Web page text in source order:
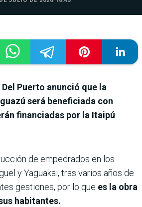
Puerto anunció que la
será beneficiada con
financiadas por la Itaipú
de empedrados en los
y Yaguakai, tras varios años de
gestiones, por lo que es la obra
habitantes.